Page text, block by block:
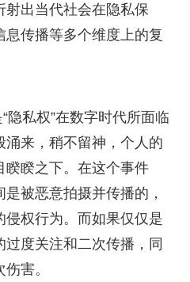
出当代社会在隐私保
传播等多个维度上的复
隐私权”在数字时代所面临
涌来，稍不留神，个人的
睽睽之下。在这个事件
被恶意拍摄并传播的，
权行为。而如果仅仅是
度关注和二次传播，同
害。